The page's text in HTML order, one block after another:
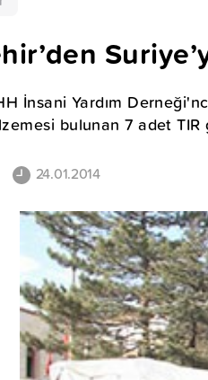
İnsani Yardım
bulunan 7 adet
24.01.2014